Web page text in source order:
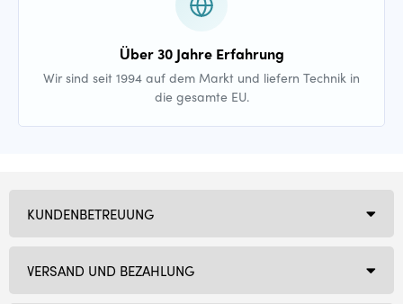
Über 30 Jahre Erfahrung
Wir sind seit 1994 auf dem Markt und liefern Technik in
die gesamte EU.
KUNDENBETREUUNG
VERSAND UND BEZAHLUNG